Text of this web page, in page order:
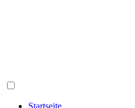
Startseite